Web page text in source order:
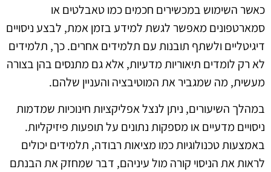
כאשר השימוש במכשירים חכמים כמו טאבלטים או
סמארטפונים מאפשר לגשת למידע בזמן אמת, לבצע ניסויים
דיגיטליים ולשתף תובנות עם תלמידים אחרים. כך, תלמידים
לא רק לומדים תיאוריות מדעיות, אלא גם מתנסים בהן בצורה
מעשית, מה שמגביר את המוטיבציה והעניין שלהם.
במהלך השיעורים, ניתן לנצל אפליקציות חינוכיות שמדמות
ניסויים מדעיים או מספקות נתונים על תופעות פיזיקליות.
באמצעות טכנולוגיות כמו מציאות רבודה, תלמידים יכולים
לראות את הניסוי קורה מול עיניהם, דבר שמחזק את הבנתם